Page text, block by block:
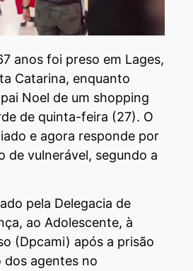
anos foi preso em Lages,
Catarina, enquanto
Noel de um shopping
de quinta-feira (27). O
e agora responde por
de vulnerável, segundo a
pela Delegacia de
ao Adolescente, à
(Dpcami) após a prisão
dos agentes no